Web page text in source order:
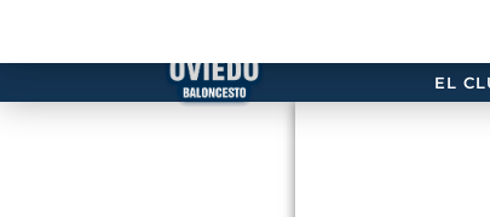
EL